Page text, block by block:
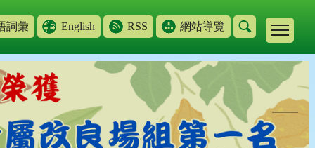
詞彙 English RSS 網站導覽